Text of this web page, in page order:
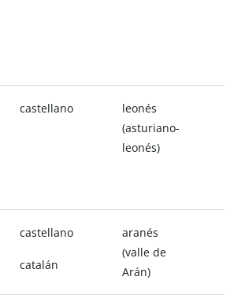
castellano
leonés
(asturiano-
leonés)
castellano
catalán
aranés
(valle de
Arán)